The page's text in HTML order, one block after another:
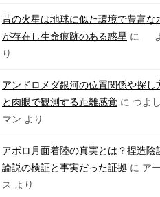
昔の火星は地球に似た環境で豊富な
が存在し生命痕跡のある惑星 に
り
アンドロメダ銀河の位置関係や探し
と肉眼で観測する距離感覚 に つよし
マン より
アポロ月面着陸の真実とは？捏造陰
論説の検証と事実だった証拠 に アー
ス より